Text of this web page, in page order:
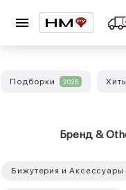
Подборки 2026
Бренд &
Бижутерия и Аксессуары